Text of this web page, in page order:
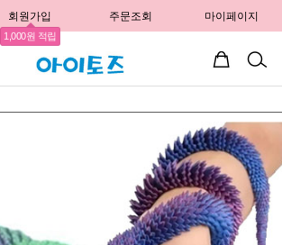
회원가입
1,000원 적립
주문조회 마이페이지